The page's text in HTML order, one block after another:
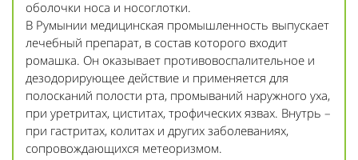
оболочки носа и носоглотки.
В Румынии медицинская промышленность выпускает
лечебный препарат, в состав которого входит
ромашка. Он оказывает противовоспалительное и
дезодорирующее действие и применяется для
полосканий полости рта, промываний наружного уха,
при уретритах, циститах, трофических язвах. Внутрь –
при гастритах, колитах и других заболеваниях,
сопровождающихся метеоризмом.